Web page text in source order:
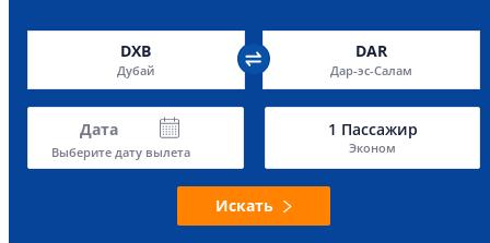
DXB
Дубай
DAR
Дар-эс-Салам
Дата
Выберите дату вылета
1 Пассажир
Эконом
Искать